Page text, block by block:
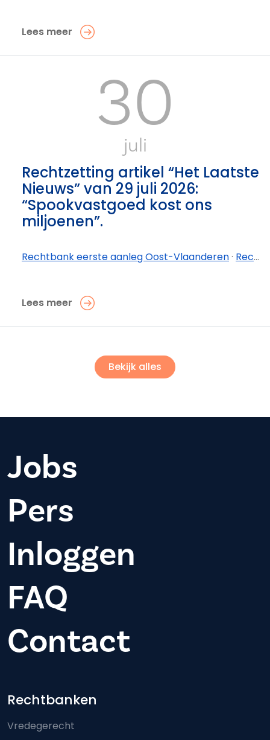
Lees meer
30
juli
Rechtzetting artikel “Het Laatste
Nieuws” van 29 juli 2026:
“Spookvastgoed kost ons
miljoenen”.
Rechtbank eerste aanleg Oost-Vlaanderen· Rechtbank eerste aanleg Oost-Vlaanderen - afdeling Oudenaarde
Lees meer
Bekijk alles
Jobs
Pers
Inloggen
FAQ
Contact
Footer-menu
Rechtbanken
Vredegerecht